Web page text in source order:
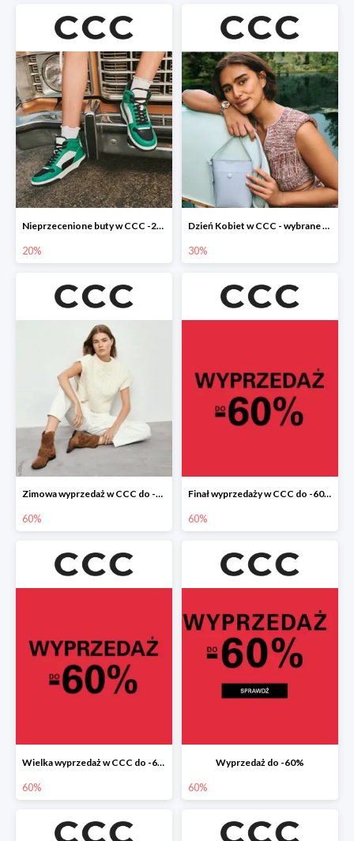
Nieprzecenione buty w CCC -20%
20%
Dzień Kobiet w CCC - wybrane torebki i buty do -30%
30%
Zimowa wyprzedaż w CCC do -60%
60%
Finał wyprzedaży w CCC do -60%
60%
Wielka wyprzedaż w CCC do -60%
60%
Wyprzedaż do -60%
60%